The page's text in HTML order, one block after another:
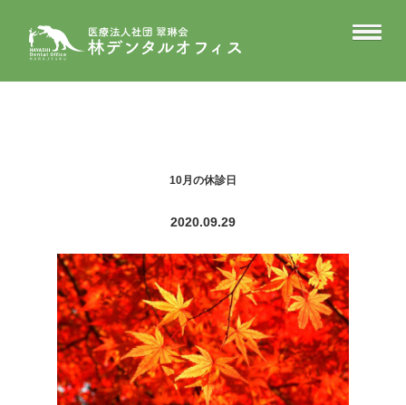
10月の休診日
2020.09.29